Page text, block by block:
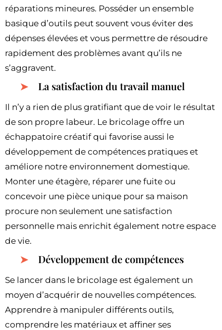
réparations mineures. Posséder un ensemble
basique d’outils peut souvent vous éviter des
dépenses élevées et vous permettre de résoudre
rapidement des problèmes avant qu’ils ne
s’aggravent.
La satisfaction du travail manuel
Il n’y a rien de plus gratifiant que de voir le résultat
de son propre labeur. Le bricolage offre un
échappatoire créatif qui favorise aussi le
développement de compétences pratiques et
améliore notre environnement domestique.
Monter une étagère, réparer une fuite ou
concevoir une pièce unique pour sa maison
procure non seulement une satisfaction
personnelle mais enrichit également notre espace
de vie.
Développement de compétences
Se lancer dans le bricolage est également un
moyen d’acquérir de nouvelles compétences.
Apprendre à manipuler différents outils,
comprendre les matériaux et affiner ses